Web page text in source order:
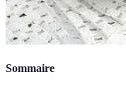
Sommaire